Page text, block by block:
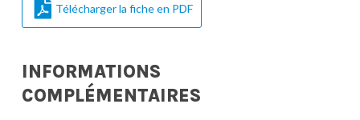
Télécharger la fiche en PDF
INFORMATIONS
COMPLÉMENTAIRES